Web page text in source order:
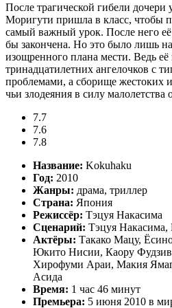
После трагической гибели
Моригути пришла в класс, чтобы
самый важный урок. После него
бы закончена. Но это было лишь
изощренного плана мести. Ведь её
тринадцатилетних ангелочков с
проблемами, а сборище жестоких
чьи злодеяния в силу малолетства
7.7
7.6
7.8
Название: Kokuhaku
Год: 2010
Жанры: драма, триллер
Страна: Япония
Режиссёр: Тэцуя Накасима
Сценарий: Тэцуя
Актёры: Такако Мацу,
Юкито Нисии, Каору
Хирофуми Араи, Макия
Асида
Время: 1 час 46 минут
Премьера: 5 июня 2010 в